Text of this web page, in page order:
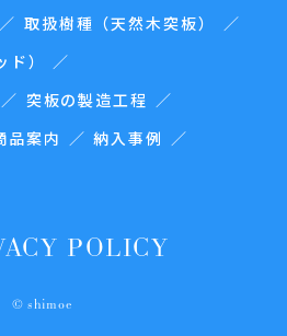
取扱樹種（天然木突板）
）
突板の製造工程
品案内
納入事例
POLICY
© shimoe